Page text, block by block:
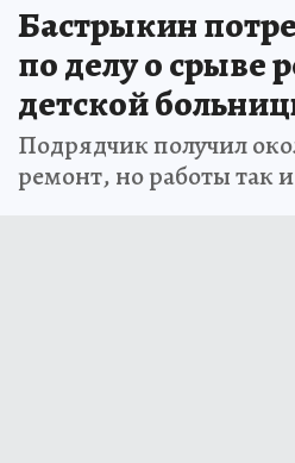
Бастрыкин
по делу о срыве
детской
Подрядчик получил
ремонт, но работы так